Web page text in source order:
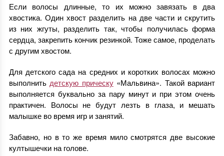
Если волосы длинные, то их можно завязать в два
хвостика. Один хвост разделить на две части и скрутить
из них жгуты, разделить так, чтобы получилась форма
сердца, закрепить кончик резинкой. Тоже самое, проделать
с другим хвостом.
Для детского сада на средних и коротких волосах можно
выполнить детскую прическу«Мальвина». Такой вариант
выполняется буквально за пару минут и при этом очень
практичен. Волосы не будут лезть в глаза, и мешать
малышке во время игр и занятий.
Забавно, но в то же время мило смотрятся две высокие
култышечки на голове.